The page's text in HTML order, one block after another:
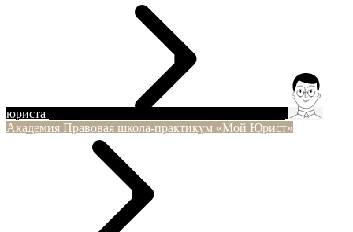
юриста
Академия Правовая школа-практикум «Мой Юрист»